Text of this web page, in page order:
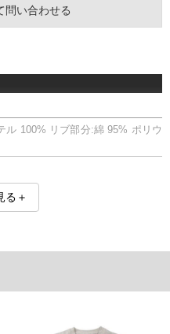
問い合わせる
100% リブ部分:綿 95% ポリウ
ン。
る＋